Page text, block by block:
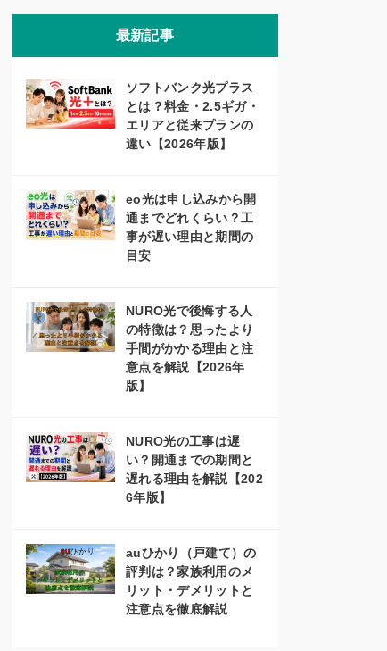
最新記事
ソフトバンク光プラス
とは？料金・2.5ギガ・
エリアと従来プランの
違い【2026年版】
eo光は申し込みから開
通までどれくらい？工
事が遅い理由と期間の
目安
NURO光で後悔する人
の特徴は？思ったより
手間がかかる理由と注
意点を解説【2026年
版】
NURO光の工事は遅
い？開通までの期間と
遅れる理由を解説【202
6年版】
auひかり（戸建て）の
評判は？家族利用のメ
リット・デメリットと
注意点を徹底解説